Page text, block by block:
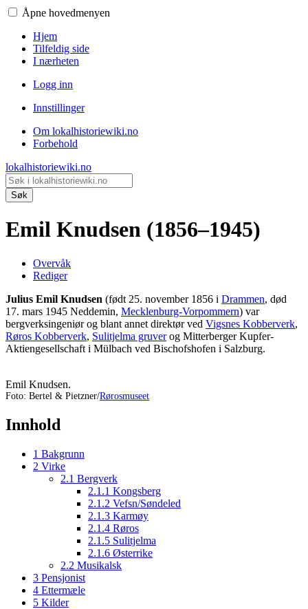
Åpne hovedmenyen
Hjem
Tilfeldig side
I nærheten
Logg inn
Innstillinger
Om lokalhistoriewiki.no
Forbehold
lokalhistoriewiki.no
Søk
Emil Knudsen (1856–1945)
Overvåk
Rediger
Julius Emil Knudsen (født 25. november 1856 i Drammen, død
17. mars 1945 Neddemin, Mecklenburg-Vorpommern) var
bergverksingeniør og blant annet direktør ved Vigsnes Kobberverk,
Røros Kobberverk, Sulitjelma gruverog Mitterberger Kupfer-
Aktiengesellschaft i Mülbach ved Bischofshofen i Salzburg.
Emil Knudsen.
Foto: Bertel & Pietzner/Rørosmuseet
Innhold
1 Bakgrunn
2 Virke
2.1 Bergverk
2.1.1 Kongsberg
2.1.2 Vefsn/Søndeled
2.1.3 Karmøy
2.1.4 Røros
2.1.5 Sulitjelma
2.1.6 Østerrike
2.2 Musikalsk
3 Pensjonist
4 Ettermæle
5 Kilder